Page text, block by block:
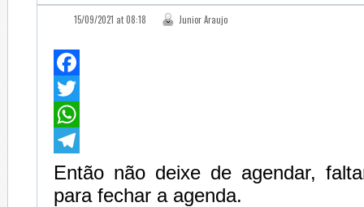
15/09/2021 at 08:18 Junior Araujo
Facebook
Twitter
WhatsApp
Telegram
Então não deixe de agendar,
para fechar a agenda.